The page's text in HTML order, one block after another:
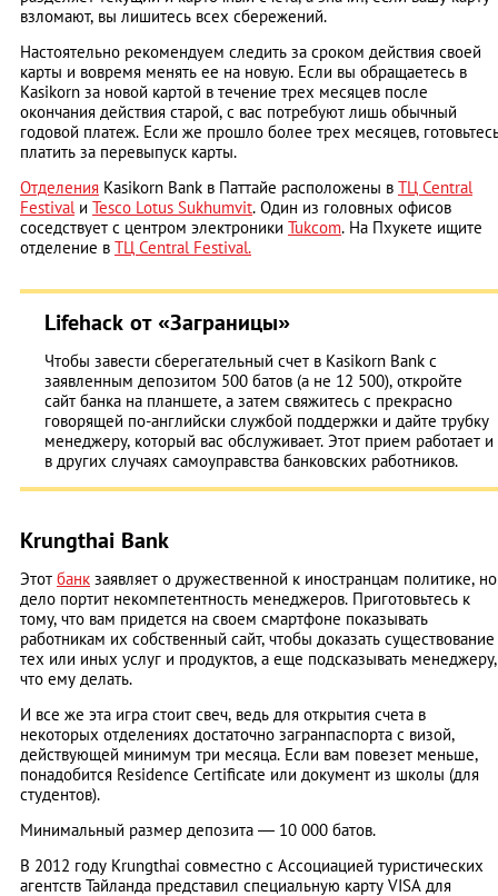
взломают, вы лишитесь всех сбережений.
Настоятельно рекомендуем следить за сроком действия своей
карты и вовремя менять ее на новую. Если вы обращаетесь в
Kasikorn за новой картой в течение трех месяцев после
окончания действия старой, с вас потребуют лишь обычный
годовой платеж. Если же прошло более трех месяцев,
платить за перевыпуск карты.
Отделения Kasikorn Bank в Паттайе расположены в ТЦ Central
Festivalи Tesco Lotus Sukhumvit. Один из головных офисов
соседствует с центром электроники Tukcom. На Пхукете ищите
отделение в ТЦ Central Festival.
Lifehack от «Заграницы»
Чтобы завести сберегательный счет в Kasikorn Bank с
заявленным депозитом 500 батов (а не 12 500), откройте
сайт банка на планшете, а затем свяжитесь с прекрасно
говорящей по-английски службой поддержки и дайте трубку
менеджеру, который вас обслуживает. Этот прием работает и
в других случаях самоуправства банковских работников.
Krungthai Bank
Этот банк заявляет о дружественной к иностранцам политике, но
дело портит некомпетентность менеджеров. Приготовьтесь к
тому, что вам придется на своем смартфоне показывать
работникам их собственный сайт, чтобы доказать существование
тех или иных услуг и продуктов, а еще подсказывать менеджеру,
что ему делать.
И все же эта игра стоит свеч, ведь для открытия счета в
некоторых отделениях достаточно загранпаспорта с визой,
действующей минимум три месяца. Если вам повезет меньше,
понадобится Residence Certificate или документ из школы (для
студентов).
Минимальный размер депозита ― 10 000 батов.
В 2012 году Krungthai совместно с Ассоциацией туристических
агентств Тайланда представил специальную карту VISA для